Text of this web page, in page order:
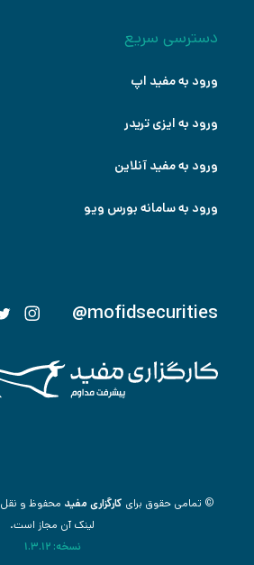
@mofidsecurities
دسترسی سریع
ورود به مفید اپ
ورود به ایزی تریدر
ورود به مفید آنلاین
ورود به سامانه بورس ویو
© تمامی حقوق برای کارگزاری مفید محفوظ و نقل
لینک آن مجاز است.
نسخه: 1.3.12